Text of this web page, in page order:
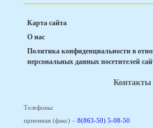
Карта сайта
О нас
Политика конфиденциальности в
персональных данных посетителей
Контакты
Телефоны:
приемная (факс) – 8(863-50) 5-08-50